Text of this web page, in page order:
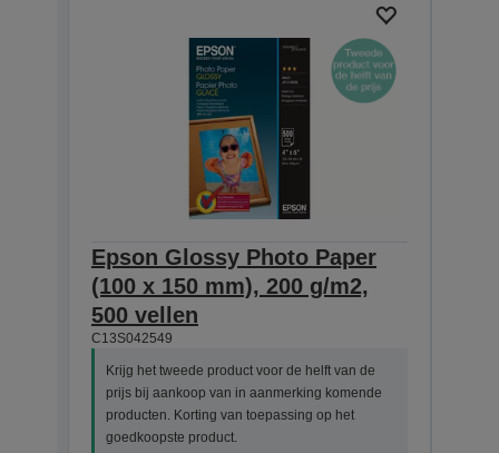
Epson Glossy Photo Paper
(100 x 150 mm), 200 g/m2,
500 vellen
C13S042549
Krijg het tweede product voor de helft van de
prijs bij aankoop van in aanmerking komende
producten. Korting van toepassing op het
goedkoopste product.